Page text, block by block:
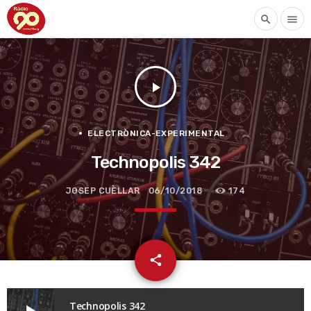
search menu
play_arrow
ELECTRÒNICA-EXPERIMENTAL
Technopolis 342
JOSEP CUÈLLAR 06/10/2018 174
share
email
Technopolis 342